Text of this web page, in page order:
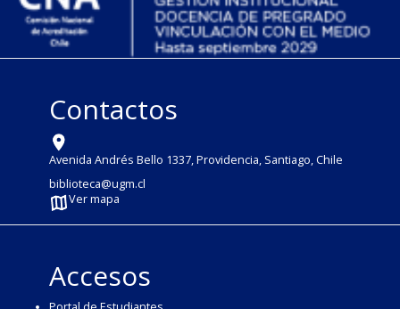
Contactos
Avenida Andrés Bello 1337, Providencia, Santiago, Chile
biblioteca@ugm.cl
Ver mapa
Accesos